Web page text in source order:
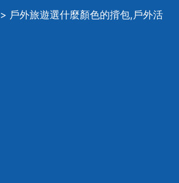
> 戶外旅遊選什麼顏色的揹包,戶外活